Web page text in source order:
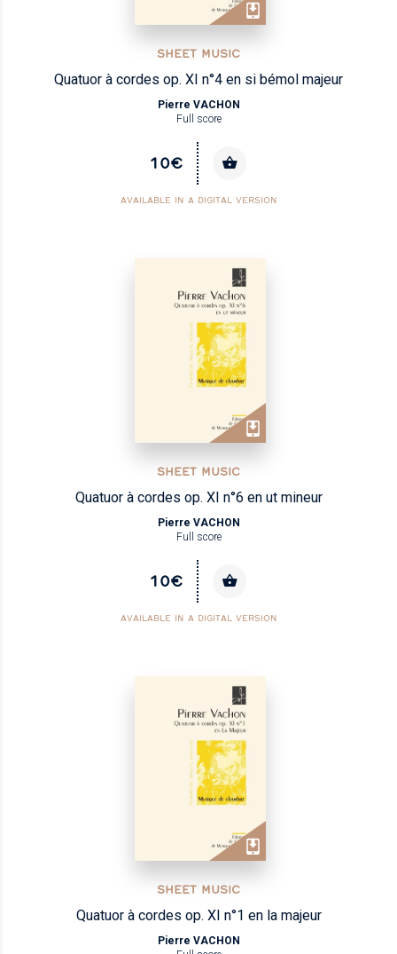
SHEET MUSIC
Quatuor à cordes op. XI n°4 en si bémol majeur
Pierre VACHON
Full score
10€
AVAILABLE IN A DIGITAL VERSION
SHEET MUSIC
Quatuor à cordes op. XI n°6 en ut mineur
Pierre VACHON
Full score
10€
AVAILABLE IN A DIGITAL VERSION
SHEET MUSIC
Quatuor à cordes op. XI n°1 en la majeur
Pierre VACHON